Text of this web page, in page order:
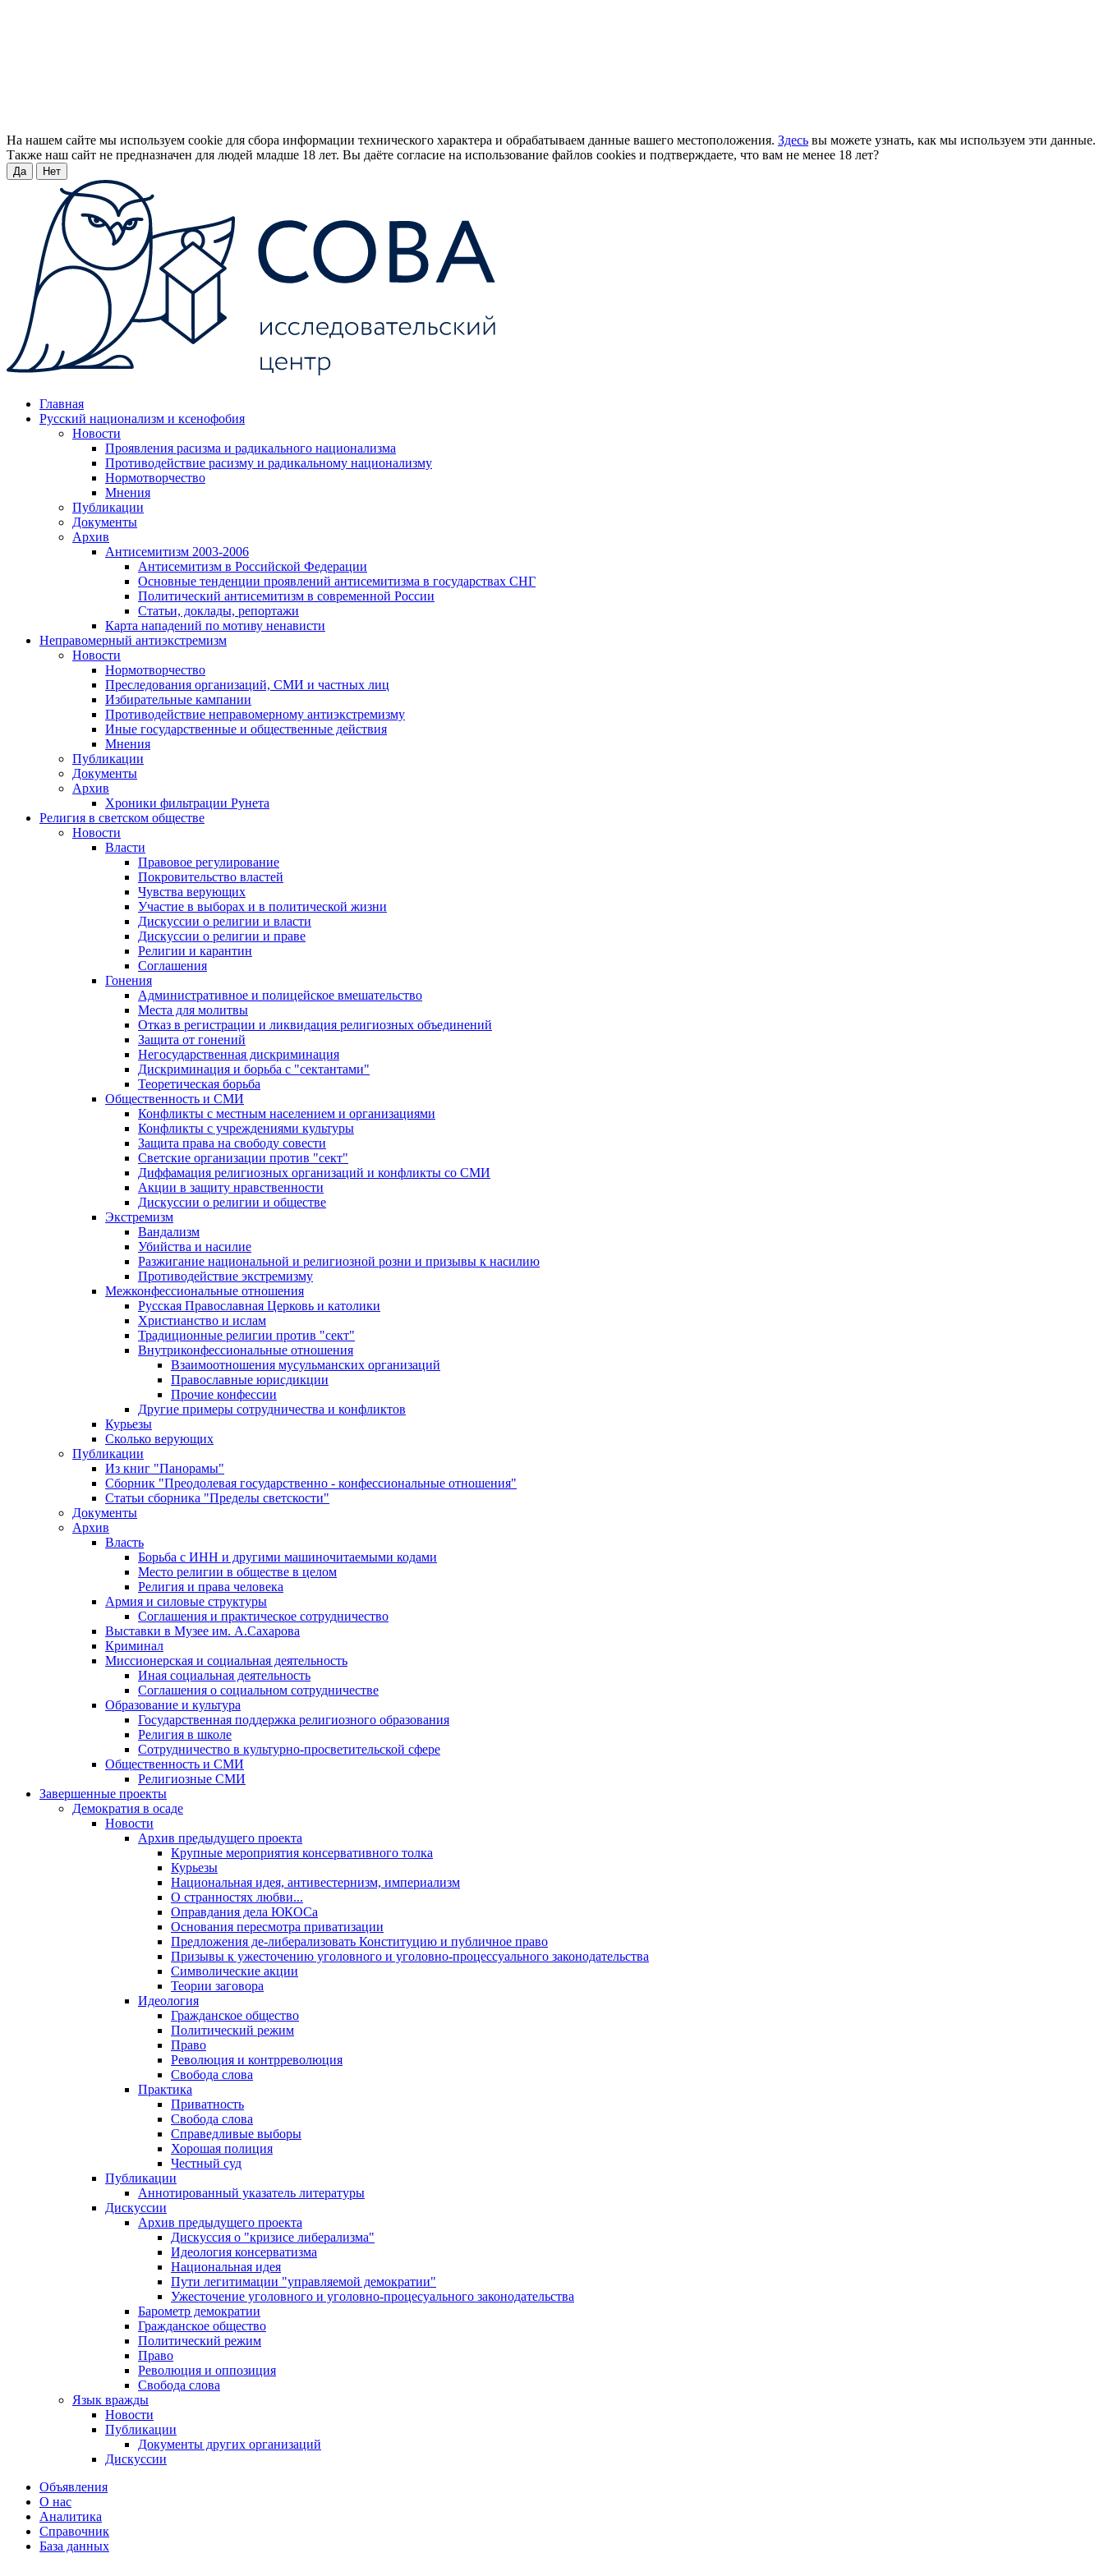
На нашем сайте мы используем cookie для сбора информации технического характера и обрабатываем данные вашего местоположения. Здесь вы можете узнать, как мы используем эти данные.
Также наш сайт не предназначен для людей младше 18 лет. Вы даёте согласие на использование файлов cookies и подтверждаете, что вам не менее 18 лет?
Да Нет
Главная
Русский национализм и ксенофобия
Новости
Проявления расизма и радикального национализма
Противодействие расизму и радикальному национализму
Нормотворчество
Мнения
Публикации
Документы
Архив
Антисемитизм 2003-2006
Антисемитизм в Российской Федерации
Основные тенденции проявлений антисемитизма в государствах СНГ
Политический антисемитизм в современной России
Статьи, доклады, репортажи
Карта нападений по мотиву ненависти
Неправомерный антиэкстремизм
Новости
Нормотворчество
Преследования организаций, СМИ и частных лиц
Избирательные кампании
Противодействие неправомерному антиэкстремизму
Иные государственные и общественные действия
Мнения
Публикации
Документы
Архив
Хроники фильтрации Рунета
Религия в светском обществе
Новости
Власти
Правовое регулирование
Покровительство властей
Чувства верующих
Участие в выборах и в политической жизни
Дискуссии о религии и власти
Дискуссии о религии и праве
Религии и карантин
Соглашения
Гонения
Административное и полицейское вмешательство
Места для молитвы
Отказ в регистрации и ликвидация религиозных объединений
Защита от гонений
Негосударственная дискриминация
Дискриминация и борьба с "сектантами"
Теоретическая борьба
Общественность и СМИ
Конфликты с местным населением и организациями
Конфликты с учреждениями культуры
Защита права на свободу совести
Светские организации против "сект"
Диффамация религиозных организаций и конфликты со СМИ
Акции в защиту нравственности
Дискуссии о религии и обществе
Экстремизм
Вандализм
Убийства и насилие
Разжигание национальной и религиозной розни и призывы к насилию
Противодействие экстремизму
Межконфессиональные отношения
Русская Православная Церковь и католики
Христианство и ислам
Традиционные религии против "сект"
Внутриконфессиональные отношения
Взаимоотношения мусульманских организаций
Православные юрисдикции
Прочие конфессии
Другие примеры сотрудничества и конфликтов
Курьезы
Сколько верующих
Публикации
Из книг "Панорамы"
Сборник "Преодолевая государственно - конфессиональные отношения"
Статьи сборника "Пределы светскости"
Документы
Архив
Власть
Борьба с ИНН и другими машиночитаемыми кодами
Место религии в обществе в целом
Религия и права человека
Армия и силовые структуры
Соглашения и практическое сотрудничество
Выставки в Музее им. А.Сахарова
Криминал
Миссионерская и социальная деятельность
Иная социальная деятельность
Соглашения о социальном сотрудничестве
Образование и культура
Государственная поддержка религиозного образования
Религия в школе
Сотрудничество в культурно-просветительской сфере
Общественность и СМИ
Религиозные СМИ
Завершенные проекты
Демократия в осаде
Новости
Архив предыдущего проекта
Крупные мероприятия консервативного толка
Курьезы
Национальная идея, антивестернизм, империализм
О странностях любви...
Оправдания дела ЮКОСа
Основания пересмотра приватизации
Предложения де-либерализовать Конституцию и публичное право
Призывы к ужесточению уголовного и уголовно-процессуального законодательства
Символические акции
Теории заговора
Идеология
Гражданское общество
Политический режим
Право
Революция и контрреволюция
Свобода слова
Практика
Приватность
Свобода слова
Справедливые выборы
Хорошая полиция
Честный суд
Публикации
Аннотированный указатель литературы
Дискуссии
Архив предыдущего проекта
Дискуссия о "кризисе либерализма"
Идеология консерватизма
Национальная идея
Пути легитимации "управляемой демократии"
Ужесточение уголовного и уголовно-процесуального законодательства
Барометр демократии
Гражданское общество
Политический режим
Право
Революция и оппозиция
Свобода слова
Язык вражды
Новости
Публикации
Документы других организаций
Дискуссии
Объявления
О нас
Аналитика
Справочник
База данных